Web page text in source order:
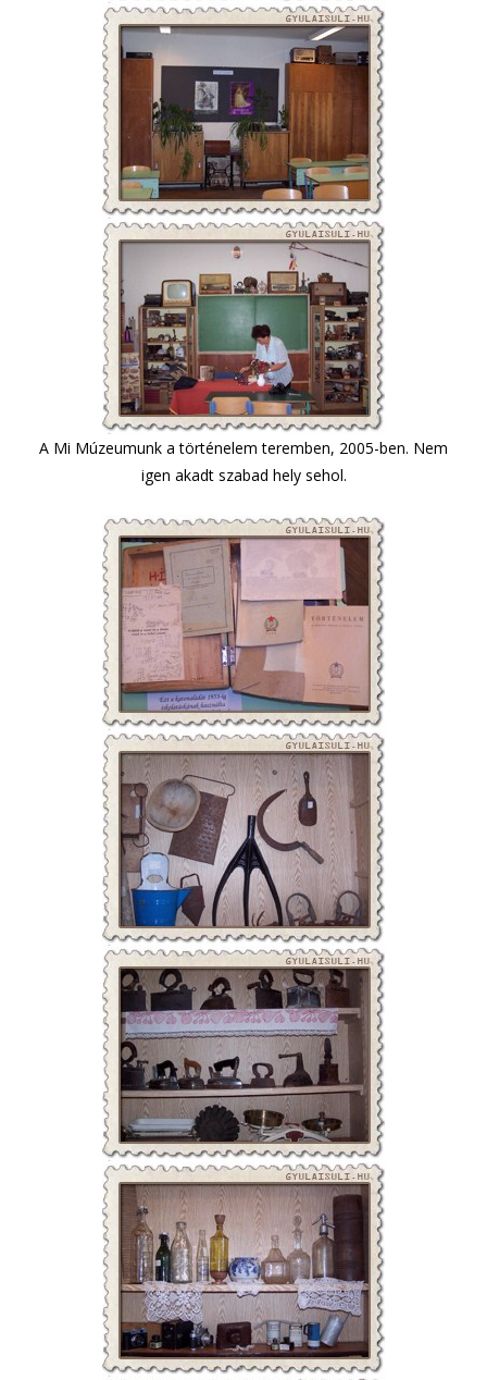
A Mi Múzeumunk a történelem teremben, 2005-ben. Nem
igen akadt szabad hely sehol.